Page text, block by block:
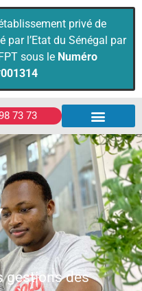
privé de
l’Etat du Sénégal par
sous le Numéro
73 73
gestions des